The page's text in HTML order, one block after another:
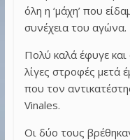
όλη η ‘μάχη’ που
συνέχεια του αγώνα.
Πολύ καλά έφυγε
λίγες στροφές μετά
που τον
Vinales.
Οι δύο τους